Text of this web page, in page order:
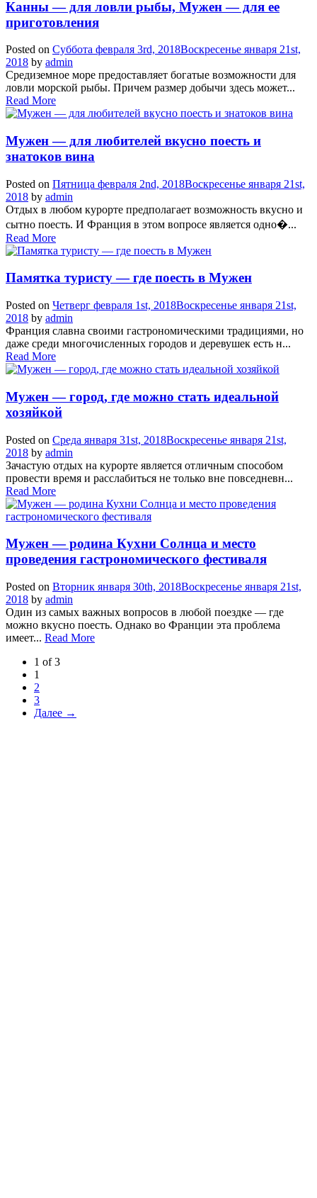
Канны — для ловли рыбы, Мужен — для ее
приготовления
Posted on Суббота февраля 3rd, 2018Воскресенье января 21st,
2018 by admin
Средиземное море предоставляет богатые возможности для
ловли морской рыбы. Причем размер добычи здесь может...
Read More
Мужен — для любителей вкусно поесть и
знатоков вина
Posted on Пятница февраля 2nd, 2018Воскресенье января 21st,
2018 by admin
Отдых в любом курорте предполагает возможность вкусно и
сытно поесть. И Франция в этом вопросе является одно�...
Read More
Памятка туристу — где поесть в Мужен
Posted on Четверг февраля 1st, 2018Воскресенье января 21st,
2018 by admin
Франция славна своими гастрономическими традициями, но
даже среди многочисленных городов и деревушек есть н...
Read More
Мужен — город, где можно стать идеальной
хозяйкой
Posted on Среда января 31st, 2018Воскресенье января 21st,
2018 by admin
Зачастую отдых на курорте является отличным способом
провести время и расслабиться не только вне повседневн...
Read More
Мужен — родина Кухни Солнца и место
проведения гастрономического фестиваля
Posted on Вторник января 30th, 2018Воскресенье января 21st,
2018 by admin
Один из самых важных вопросов в любой поездке — где
можно вкусно поесть. Однако во Франции эта проблема
имеет... Read More
1 of 3
1
2
3
Далее →